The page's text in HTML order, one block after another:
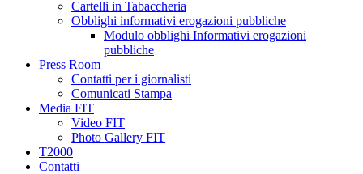
Cartelli in Tabaccheria
Obblighi informativi erogazioni pubbliche
Modulo obblighi Informativi erogazioni
pubbliche
Press Room
Contatti per i giornalisti
Comunicati Stampa
Media FIT
Video FIT
Photo Gallery FIT
T2000
Contatti